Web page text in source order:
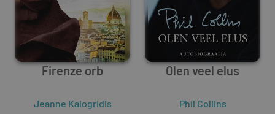
Firenze orb
Jeanne Kalogridis
Olen veel elus
Phil Collins